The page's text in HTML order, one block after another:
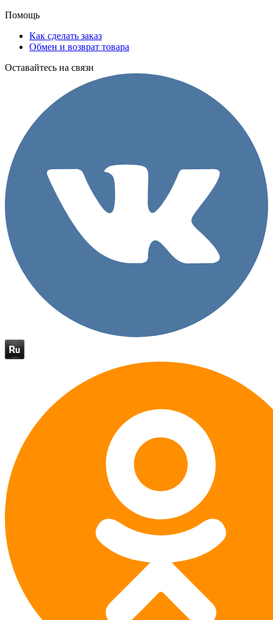
Помощь
Как сделать заказ
Обмен и возврат товара
Оставайтесь на связи